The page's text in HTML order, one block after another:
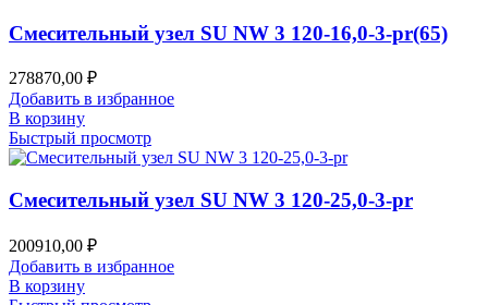
Смесительный узел SU NW 3 120-16,0-3-pr(65)
278870,00 ₽
Добавить в избранное
В корзину
Быстрый просмотр
Смесительный узел SU NW 3 120-25,0-3-pr
200910,00 ₽
Добавить в избранное
В корзину